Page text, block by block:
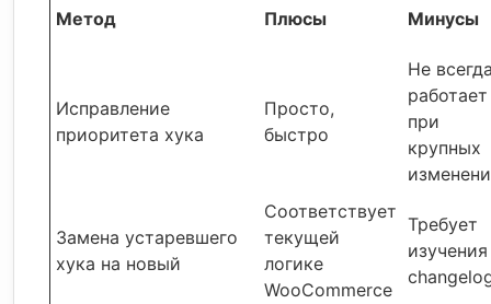
Метод Плюсы Минусы
Исправление
приоритета хука
Просто,
быстро
Не
работает
при
крупных
Замена устаревшего
хука на новый
Соответствует
текущей
логике
WooCommerce
Требует
изучения